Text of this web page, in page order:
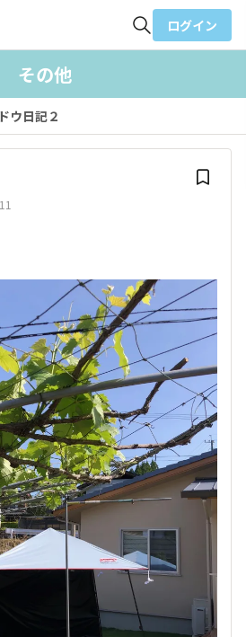
検索
ログイン
その他
ウ日記２